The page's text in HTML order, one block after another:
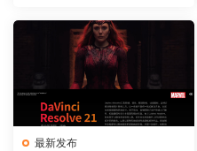
最新发布